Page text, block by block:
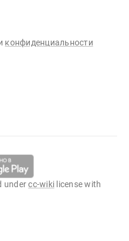
конфиденциальности
undercc-wiki license with